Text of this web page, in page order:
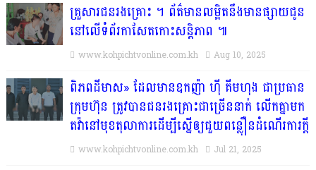
គ្រួសារ​ជន​រង​គ្រោះ​ ។​ ព័ត៌មានលម្អិតនឹងមានផ្សាយជូន
នៅលើទំព័រកាសែតកោះសន្តិភាព ៕​
www.kohpichtvonline.com.kh Aug 10, 2025
ពិភពដីមាស» ដែលមានឧកញ៉ា ហ៊ី គីមហុង ជាប្រធាន
ក្រុមហ៊ុន ត្រូវបានជនរងគ្រោះជាច្រើននាក់ លើកគ្នាមក
តវ៉ានៅមុខតុលាការដើម្បីស្នើឲ្យជួយពន្លឿនដំណើរការក្ដី
www.kohpichtvonline.com.kh Jul 21, 2025